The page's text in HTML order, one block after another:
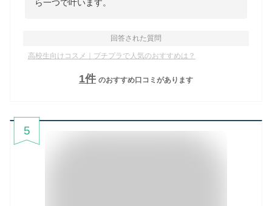
ら一つで叶います。
回答された質問
高校生向けコスメ｜プチプラで人気のおすすめは？
1件 のおすすめ口コミがあります
5